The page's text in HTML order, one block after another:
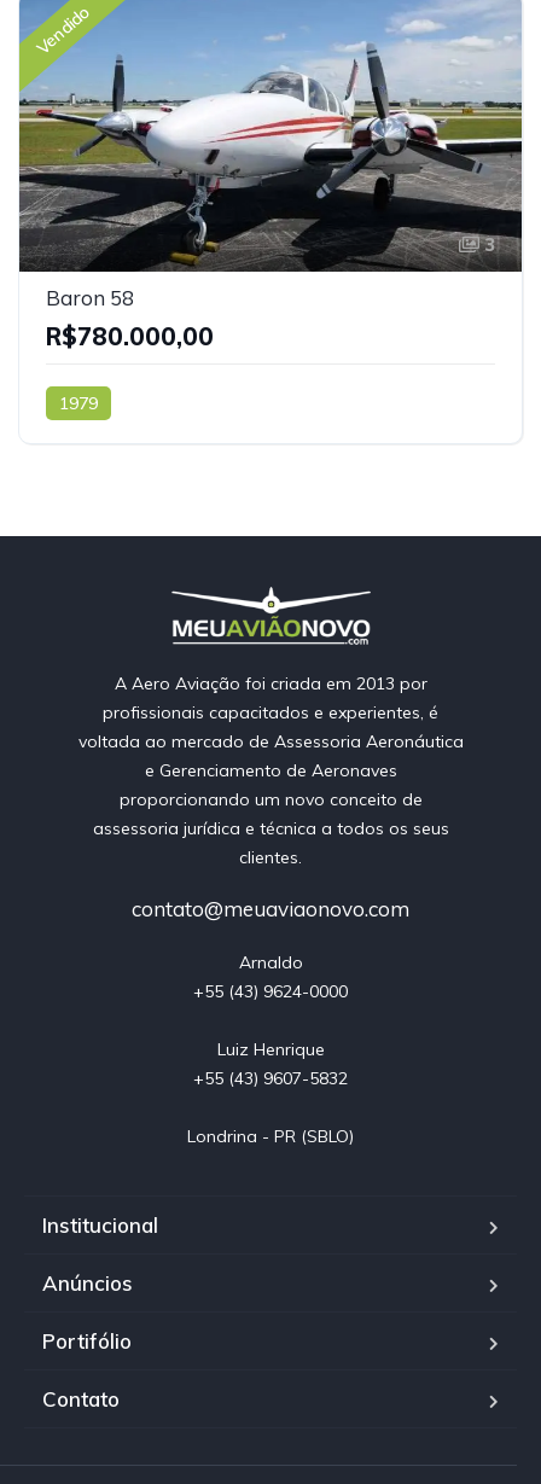
Vendido
3
Baron 58
R$780.000,00
1979
A Aero Aviação foi criada em 2013 por
profissionais capacitados e experientes, é
voltada ao mercado de Assessoria Aeronáutica
e Gerenciamento de Aeronaves
proporcionando um novo conceito de
assessoria jurídica e técnica a todos os seus
clientes.
contato@meuaviaonovo.com
Arnaldo
+55 (43) 9624-0000
Luiz Henrique
+55 (43) 9607-5832
Londrina - PR (SBLO)
Institucional
Anúncios
Portifólio
Contato